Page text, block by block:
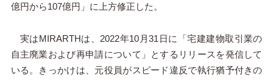
億円から107億円」に上方修正した。
実はMIRARTHは、2022年10月31日に「宅建建物取引業の
自主廃業および再申請について」とするリリースを発信して
いる。きっかけは、元役員がスピード違反で執行猶予付きの